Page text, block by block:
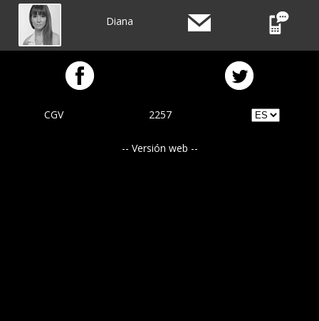
Diana
CGV 2257
-- Versión web --